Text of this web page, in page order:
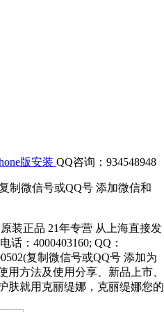
版安装 QQ咨询：934548948
制微信号或QQ号 添加微信和
装正品 21年专营 从上海直接发
：4000403160; QQ：
复制微信号或QQ号 添加为
方法及使用分享、新品上市、
肤就用克丽缇娜，克丽缇娜您的